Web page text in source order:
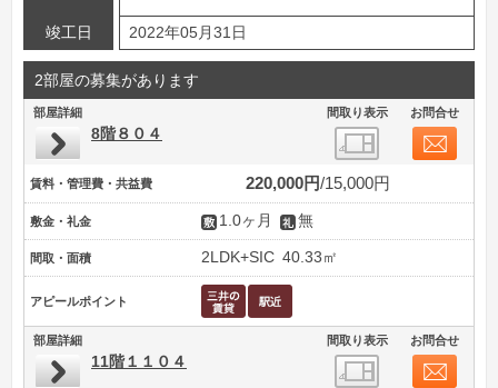
竣工日 2022年05月31日
2部屋の募集があります
部屋詳細 間取り表示 お問合せ
8階８０４
賃料・管理費・共益費 220,000円 15,000円
敷金・礼金 1.0ヶ月 無
間取・面積 2LDK+SIC 40.33㎡
アピールポイント
部屋詳細 間取り表示 お問合せ
11階１１０４